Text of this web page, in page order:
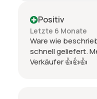
Positiv
Letzte 6 Monate
Ware wie
schnell geliefert.
Verkäufer 👍👍👍